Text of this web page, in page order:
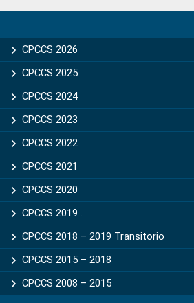
Sidebar
CPCCS 2026
CPCCS 2025
CPCCS 2024
CPCCS 2023
CPCCS 2022
CPCCS 2021
CPCCS 2020
CPCCS 2019 .
CPCCS 2018 – 2019 Transitorio
CPCCS 2015 – 2018
CPCCS 2008 – 2015